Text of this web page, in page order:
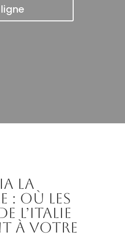
ligne
La
: où les
l’Italie
à votre